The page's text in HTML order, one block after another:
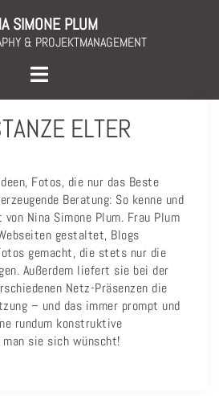
SIMONE PLUM
& PROJEKTMANAGEMENT
Toggle
menu
ELTER
Fotos, die nur das Beste
Beratung: So kenne und
Nina Simone Plum. Frau Plum
gestaltet, Blogs
gemacht, die stets nur die
Außerdem liefert sie bei der
Netz-Präsenzen die
– und das immer prompt und
rundum konstruktive
sie sich wünscht!